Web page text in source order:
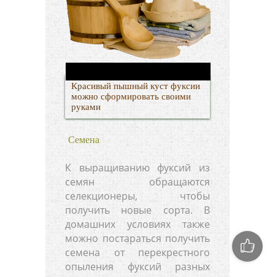
Красивый пышный куст фуксии
можно сформировать своими
руками
Семена
К выращиванию фуксий из
семян обращаются
селекционеры, чтобы
получить новые сорта. В
домашних условиях также
можно постараться получить
семена от перекрестного
опыления фуксий разных